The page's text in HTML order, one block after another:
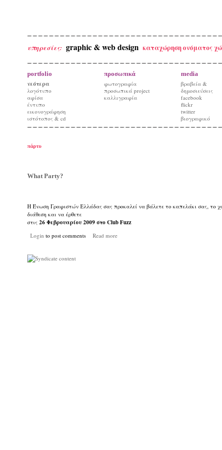
υπηρεσίες: graphic & web design καταχώρηση ονόματος
portfolio
νεότερα
λογότυπο
αφίσα
έντυπο
εικονογράφηση
ιστότοπος & cd
προσωπικά
φωτογραφία
προσωπικά project
καλλιγραφία
media
βραβεία &
δημοσιεύσεις
facebook
flickr
twitter
βιογραφικό
πάρτυ
What Party?
Η Ένωση Γραφιστών Eλλάδας σας προκαλεί να βάλετε το καπελάκι σας, το
διάθεση και να έρθετε
στις 26 Φεβρουαρίου 2009 στο Club Fuzz
Login to post comments Read more